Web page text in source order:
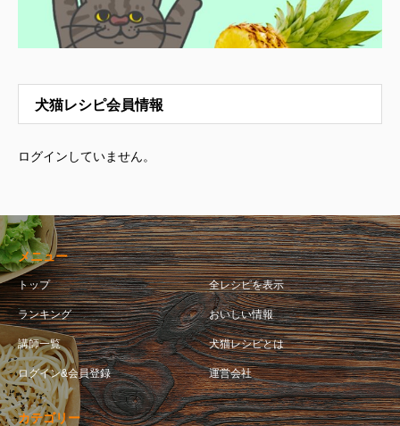
犬猫レシピ会員情報
ログインしていません。
メニュー
トップ 全レシピを表示
ランキング おいしい情報
講師一覧 犬猫レシピとは
ログイン&会員登録 運営会社
カテゴリー